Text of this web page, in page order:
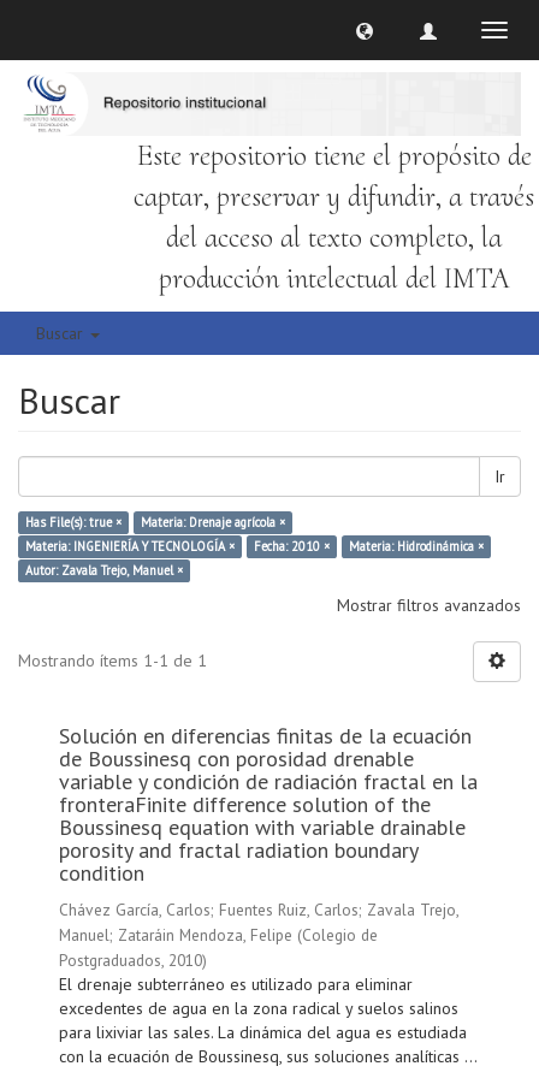
Este repositorio tiene el propósito de
captar, preservar y difundir, a través
del acceso al texto completo, la
producción intelectual del IMTA
Buscar
Buscar
Ir
Has File(s): true ×
Materia: Drenaje agrícola ×
Materia: INGENIERÍA Y TECNOLOGÍA ×
Fecha: 2010 ×
Materia: Hidrodinámica ×
Autor: Zavala Trejo, Manuel ×
Mostrar filtros avanzados
Mostrando ítems 1-1 de 1
Solución en diferencias finitas de la ecuación
de Boussinesq con porosidad drenable
variable y condición de radiación fractal en la
fronteraFinite difference solution of the
Boussinesq equation with variable drainable
porosity and fractal radiation boundary
condition
Chávez García, Carlos; Fuentes Ruiz, Carlos; Zavala Trejo,
Manuel; Zataráin Mendoza, Felipe (Colegio de
Postgraduados, 2010)
El drenaje subterráneo es utilizado para eliminar
excedentes de agua en la zona radical y suelos salinos
para lixiviar las sales. La dinámica del agua es estudiada
con la ecuación de Boussinesq, sus soluciones analíticas ...